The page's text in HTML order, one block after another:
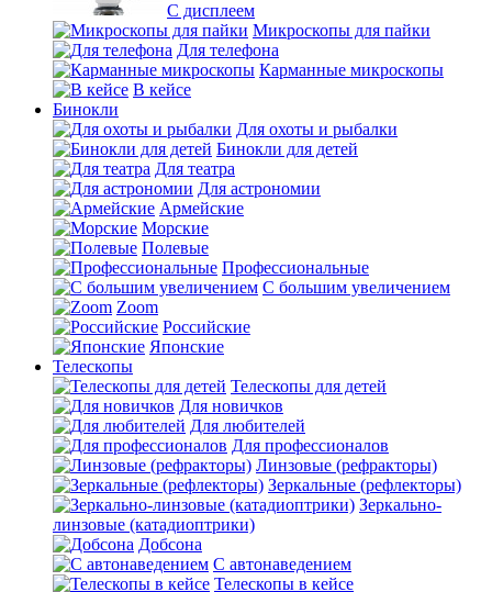
С дисплеем
Микроскопы для пайки
Для телефона
Карманные микроскопы
В кейсе
Бинокли
Для охоты и рыбалки
Бинокли для детей
Для театра
Для астрономии
Армейские
Морские
Полевые
Профессиональные
С большим увеличением
Zoom
Российские
Японские
Телескопы
Телескопы для детей
Для новичков
Для любителей
Для профессионалов
Линзовые (рефракторы)
Зеркальные (рефлекторы)
Зеркально-
линзовые (катадиоптрики)
Добсона
С автонаведением
Телескопы в кейсе